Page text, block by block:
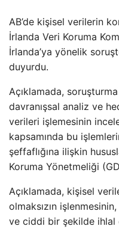
AB’de kişisel verilerin
İrlanda Veri Koruma
İrlanda’ya yönelik
duyurdu.
Açıklamada,
davranışsal analiz ve
verileri işlemesinin
kapsamında bu
şeffaflığına ilişkin
Koruma Yönetmeliği
Açıklamada, kişisel
olmaksızın
ve ciddi bir şekilde ihlal